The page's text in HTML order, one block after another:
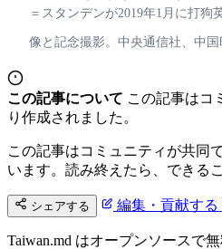
＝スタンデンが2019年1月に打狗
像と記念撮影。中央通信社、中国
この記事について この記事はコ
り作成されました。
この記事はコミュニティが共同
います。読み終えたら、できる
シェアする 編集・貢献する
Taiwan.md はオープンソースで